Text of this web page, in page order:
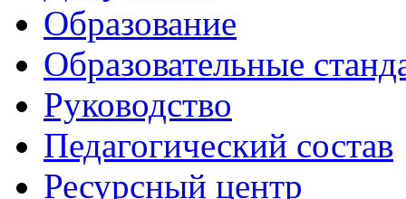
Образование
Образовательные
Руководство
Педагогический состав
Ресурсный центр